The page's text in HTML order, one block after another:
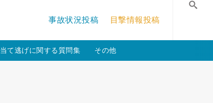
事故状況投稿 目撃情報投稿
当て逃げに関する質問集 その他